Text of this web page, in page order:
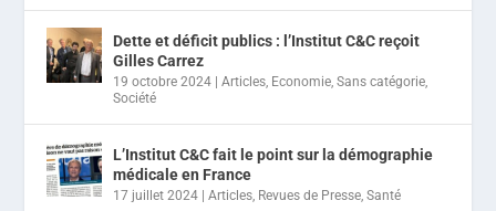
Dette et déficit publics : l’Institut C&C reçoit
Gilles Carrez
19 octobre 2024 |Articles, Economie,Sans catégorie,
Société
L’Institut C&C fait le point sur la démographie
médicale en France
17 juillet 2024 |Articles, Revues de Presse,Santé